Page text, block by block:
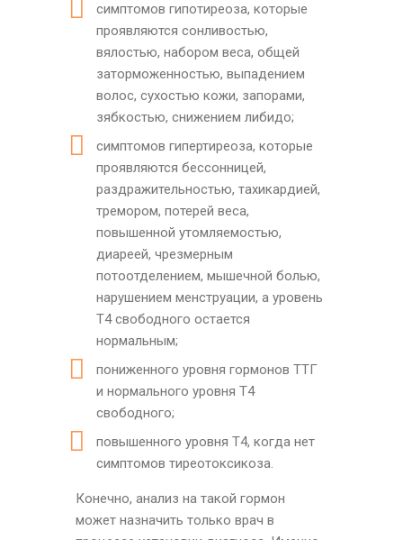
симптомов гипотиреоза, которые
проявляются сонливостью,
вялостью, набором веса, общей
заторможенностью, выпадением
волос, сухостью кожи, запорами,
зябкостью, снижением либидо;
симптомов гипертиреоза, которые
проявляются бессонницей,
раздражительностью, тахикардией,
тремором, потерей веса,
повышенной утомляемостью,
диареей, чрезмерным
потоотделением, мышечной болью,
нарушением менструации, а уровень
Т4 свободного остается
нормальным;
пониженного уровня гормонов ТТГ
и нормального уровня Т4
свободного;
повышенного уровня Т4, когда нет
симптомов тиреотоксикоза.
Конечно, анализ на такой гормон
может назначить только врач в